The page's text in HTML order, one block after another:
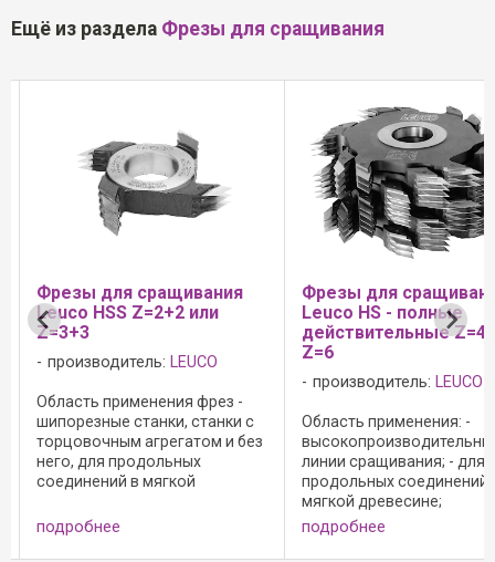
Ещё из раздела Фрезы для сращивания
Фрезы для сращивания
Leuco HS - полные
действительные Z=4 либо
Область применения: -
высокопроизводительные
линии сращивания; - для
продольных соединений в
Исполнение: - эффективные
Z=4 и Z=6 для высоких подач; -
подробнее
Фрезы для
Leuco HS Solid 34
производитель:
Разработанная Leuco
быстрорежущая сталь
34 послужила основой
поколения фрез для
минишипа,
две ключевые
высокую стойкость к
прочность при ударных
подробнее